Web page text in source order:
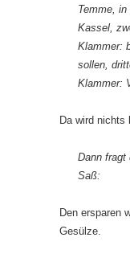
Temme,
Kassel,
Klammer:
sollen,
Klammer:
Da wird
Dann fragt
Saß:
Den ersparen
Gesülze.